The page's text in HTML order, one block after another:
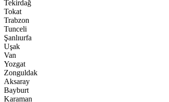
Tekirdağ
Tokat
Trabzon
Tunceli
Şanlıurfa
Uşak
Van
Yozgat
Zonguldak
Aksaray
Bayburt
Karaman